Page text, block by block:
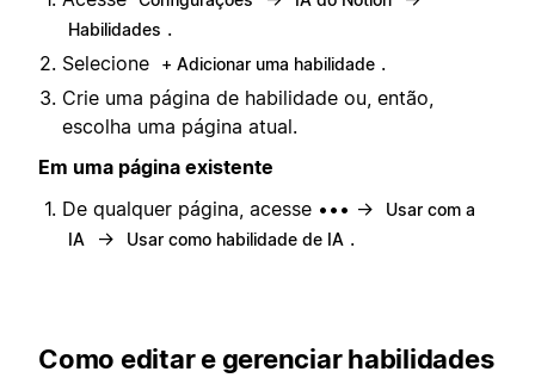
Habilidades .
Selecione
+ Adicionar uma habilidade .
Crie uma página de habilidade ou, então,
escolha uma página atual.
Em uma página existente
De qualquer página, acesse ••• →
Usar com a
IA
→ Usar como habilidade de IA .
Como editar e gerenciar habilidades